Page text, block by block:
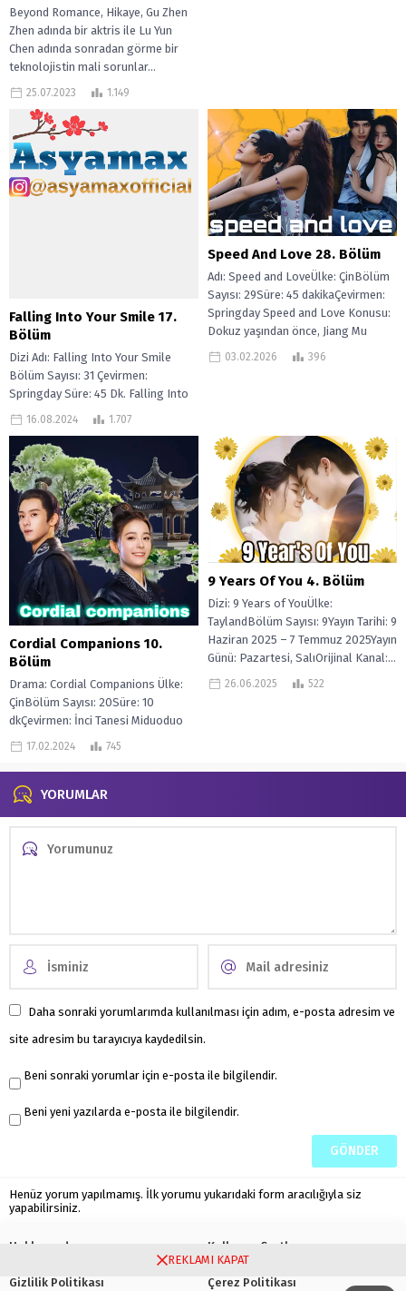
Beyond Romance, Hikaye, Gu Zhen
Zhen adında bir aktris ile Lu Yun
Chen adında sonradan görme bir
teknolojistin mali sorunlar...
25.07.2023 1.149
Falling Into Your Smile 17.
Bölüm
Dizi Adı: Falling Into Your Smile
Bölüm Sayısı: 31 Çevirmen:
Springday Süre: 45 Dk. Falling Into
Your Smile, E-sporun son...
16.08.2024 1.707
Speed And Love 28. Bölüm
Adı: Speed and LoveÜlke: ÇinBölüm
Sayısı: 29Süre: 45 dakikaÇevirmen:
Springday Speed and Love Konusu:
Dokuz yaşından önce, Jiang Mu
sevilen...
03.02.2026 396
Cordial Companions 10.
Bölüm
Drama: Cordial Companions Ülke:
ÇinBölüm Sayısı: 20Süre: 10
dkÇevirmen: İnci Tanesi Miduoduo
Silahlı Koruma Ajansı’nın çekingen
17.02.2024 745
9 Years Of You 4. Bölüm
Dizi: 9 Years of YouÜlke:
TaylandBölüm Sayısı: 9Yayın Tarihi: 9
Haziran 2025 – 7 Temmuz 2025Yayın
Günü: Pazartesi, SalıOrijinal Kanal:...
26.06.2025 522
YORUMLAR
Daha sonraki yorumlarımda kullanılması için adım, e-posta adresim ve
site adresim bu tarayıcıya kaydedilsin.
Beni sonraki yorumlar için e-posta ile bilgilendir.
Beni yeni yazılarda e-posta ile bilgilendir.
Henüz yorum yapılmamış. İlk yorumu yukarıdaki form aracılığıyla siz
yapabilirsiniz.
Hakkımızda Kullanım Şartları
Gizlilik Politikası Çerez Politikası
REKLAMI KAPAT